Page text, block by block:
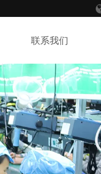
联系我们